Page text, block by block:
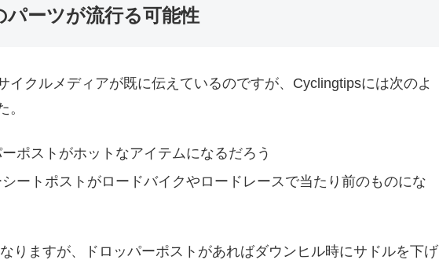
ーツが流行る可能性
イクルメディアが既に伝えているのですが、Cyclingtipsには次のよ
。
ポストがホットなアイテムになるだろう
ートポストがロードバイクやロードレースで当たり前のものにな
りますが、ドロッパーポストがあればダウンヒル時にサドルを下げ